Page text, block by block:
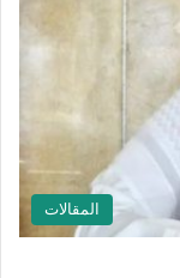
المقالات